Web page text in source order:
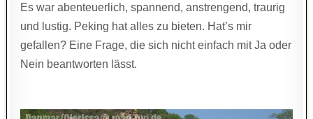
Es war abenteuerlich, spannend, anstrengend, traurig
und lustig. Peking hat alles zu bieten. Hat’s mir
gefallen? Eine Frage, die sich nicht einfach mit Ja oder
Nein beantworten lässt.